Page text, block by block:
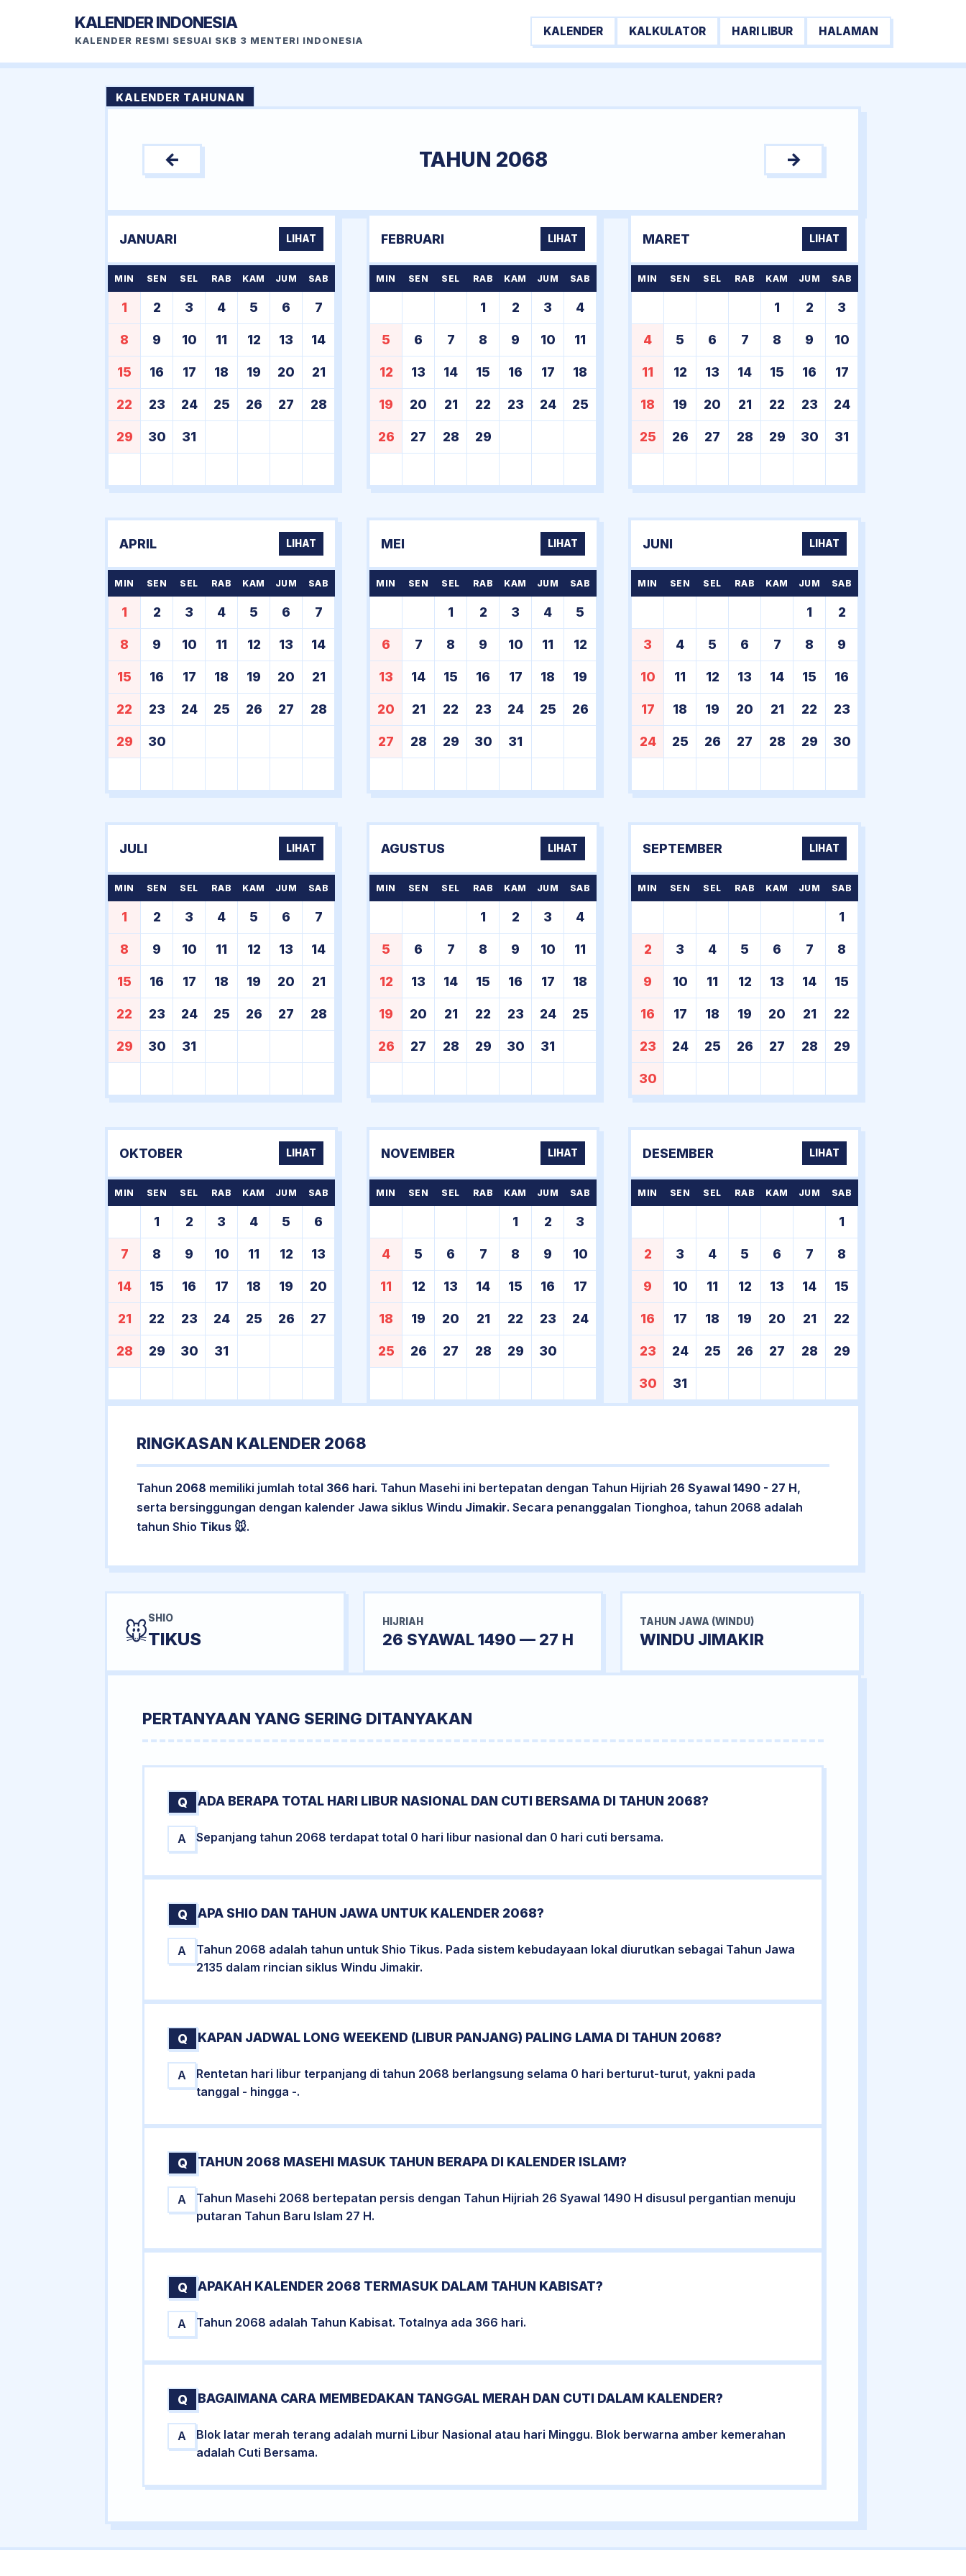
KALENDER INDONESIA
KALENDER RESMI SESUAI SKB 3 MENTERI INDONESIA
KALENDER KALKULATOR HARI LIBUR HALAMAN
KALENDER TAHUNAN
← TAHUN 2068 →
JANUARI LIHAT
MIN SEN SEL RAB KAM JUM SAB
1 2 3 4 5 6 7
8 9 10 11 12 13 14
15 16 17 18 19 20 21
22 23 24 25 26 27 28
29 30 31
FEBRUARI LIHAT
MIN SEN SEL RAB KAM JUM SAB
1 2 3 4
5 6 7 8 9 10 11
12 13 14 15 16 17 18
19 20 21 22 23 24 25
26 27 28 29
MARET LIHAT
MIN SEN SEL RAB KAM JUM SAB
1 2 3
4 5 6 7 8 9 10
11 12 13 14 15 16 17
18 19 20 21 22 23 24
25 26 27 28 29 30 31
APRIL LIHAT
MIN SEN SEL RAB KAM JUM SAB
1 2 3 4 5 6 7
8 9 10 11 12 13 14
15 16 17 18 19 20 21
22 23 24 25 26 27 28
29 30
MEI LIHAT
MIN SEN SEL RAB KAM JUM SAB
1 2 3 4 5
6 7 8 9 10 11 12
13 14 15 16 17 18 19
20 21 22 23 24 25 26
27 28 29 30 31
JUNI LIHAT
MIN SEN SEL RAB KAM JUM SAB
1 2
3 4 5 6 7 8 9
10 11 12 13 14 15 16
17 18 19 20 21 22 23
24 25 26 27 28 29 30
JULI LIHAT
MIN SEN SEL RAB KAM JUM SAB
1 2 3 4 5 6 7
8 9 10 11 12 13 14
15 16 17 18 19 20 21
22 23 24 25 26 27 28
29 30 31
AGUSTUS LIHAT
MIN SEN SEL RAB KAM JUM SAB
1 2 3 4
5 6 7 8 9 10 11
12 13 14 15 16 17 18
19 20 21 22 23 24 25
26 27 28 29 30 31
SEPTEMBER LIHAT
MIN SEN SEL RAB KAM JUM SAB
1
2 3 4 5 6 7 8
9 10 11 12 13 14 15
16 17 18 19 20 21 22
23 24 25 26 27 28 29
30
OKTOBER LIHAT
MIN SEN SEL RAB KAM JUM SAB
1 2 3 4 5 6
7 8 9 10 11 12 13
14 15 16 17 18 19 20
21 22 23 24 25 26 27
28 29 30 31
NOVEMBER LIHAT
MIN SEN SEL RAB KAM JUM SAB
1 2 3
4 5 6 7 8 9 10
11 12 13 14 15 16 17
18 19 20 21 22 23 24
25 26 27 28 29 30
DESEMBER LIHAT
MIN SEN SEL RAB KAM JUM SAB
1
2 3 4 5 6 7 8
9 10 11 12 13 14 15
16 17 18 19 20 21 22
23 24 25 26 27 28 29
30 31
RINGKASAN KALENDER 2068
Tahun 2068 memiliki jumlah total 366 hari. Tahun Masehi ini bertepatan dengan Tahun Hijriah 26 Syawal 1490 - 27 H,
serta bersinggungan dengan kalender Jawa siklus Windu Jimakir. Secara penanggalan Tionghoa, tahun 2068 adalah
tahun Shio Tikus 🐭.
🐭SHIO
TIKUS
HIJRIAH
26 SYAWAL 1490 — 27 H
TAHUN JAWA (WINDU)
WINDU JIMAKIR
PERTANYAAN YANG SERING DITANYAKAN
Q ADA BERAPA TOTAL HARI LIBUR NASIONAL DAN CUTI BERSAMA DI TAHUN 2068?
A Sepanjang tahun 2068 terdapat total 0 hari libur nasional dan 0 hari cuti bersama.
Q APA SHIO DAN TAHUN JAWA UNTUK KALENDER 2068?
A
Tahun 2068 adalah tahun untuk Shio Tikus. Pada sistem kebudayaan lokal diurutkan sebagai Tahun Jawa
2135 dalam rincian siklus Windu Jimakir.
Q KAPAN JADWAL LONG WEEKEND (LIBUR PANJANG) PALING LAMA DI TAHUN 2068?
A
Rentetan hari libur terpanjang di tahun 2068 berlangsung selama 0 hari berturut-turut, yakni pada
tanggal - hingga -.
Q TAHUN 2068 MASEHI MASUK TAHUN BERAPA DI KALENDER ISLAM?
A
Tahun Masehi 2068 bertepatan persis dengan Tahun Hijriah 26 Syawal 1490 H disusul pergantian menuju
putaran Tahun Baru Islam 27 H.
Q APAKAH KALENDER 2068 TERMASUK DALAM TAHUN KABISAT?
A Tahun 2068 adalah Tahun Kabisat. Totalnya ada 366 hari.
Q BAGAIMANA CARA MEMBEDAKAN TANGGAL MERAH DAN CUTI DALAM KALENDER?
A
Blok latar merah terang adalah murni Libur Nasional atau hari Minggu. Blok berwarna amber kemerahan
adalah Cuti Bersama.